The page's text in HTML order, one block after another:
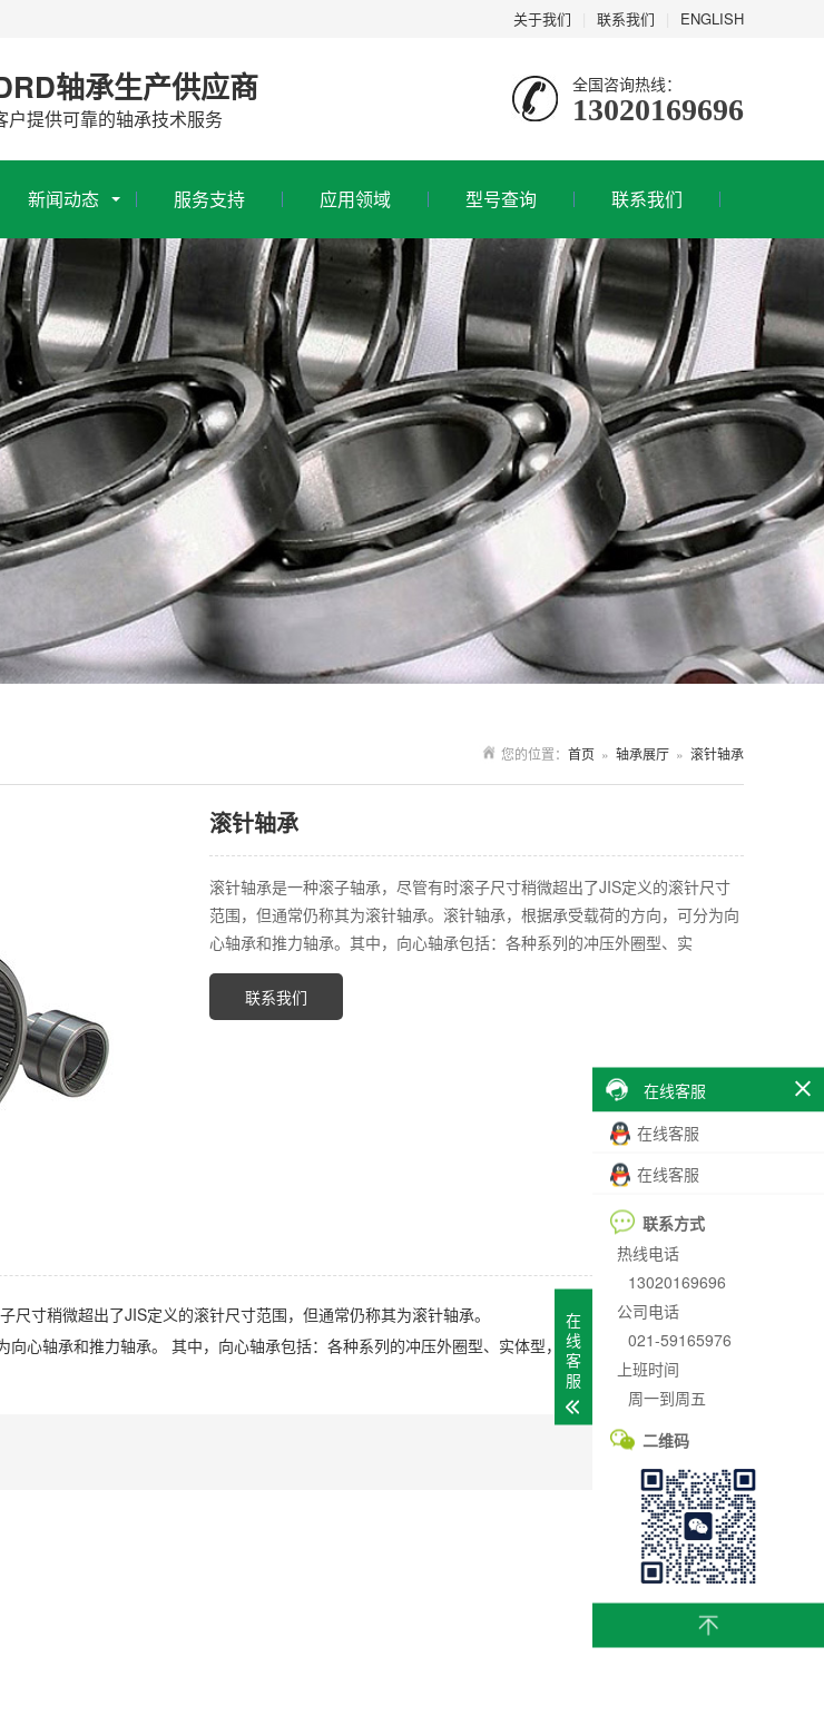
关于我们 联系我们 ENGLISH
轴承生产供应商
户提供可靠的轴承技术服务
全国咨询热线：
13020169696
新闻动态 服务支持 应用领域 型号查询 联系我们
您的位置： 首页 » 轴承展厅 » 滚针轴承
滚针轴承
滚针轴承是一种滚子轴承，尽管有时滚子尺寸稍微超出了JIS定义的滚针尺寸
范围，但通常仍称其为滚针轴承。滚针轴承，根据承受载荷的方向，可分为向
心轴承和推力轴承。其中，向心轴承包括：各种系列的冲压外圈型、实
联系我们
尺寸稍微超出了JIS定义的滚针尺寸范围，但通常仍称其为滚针轴承。
向心轴承和推力轴承。 其中，向心轴承包括：各种系列的冲压外圈型、实体型，以及特殊用途的螺栓型和
在线客服
在线客服
在线客服
联系方式
热线电话
13020169696
公司电话
021-59165976
上班时间
周一到周五
二维码
在
线
客
服